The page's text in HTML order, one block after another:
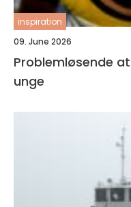
inspiration
09. June 2026
Problemløsende
unge